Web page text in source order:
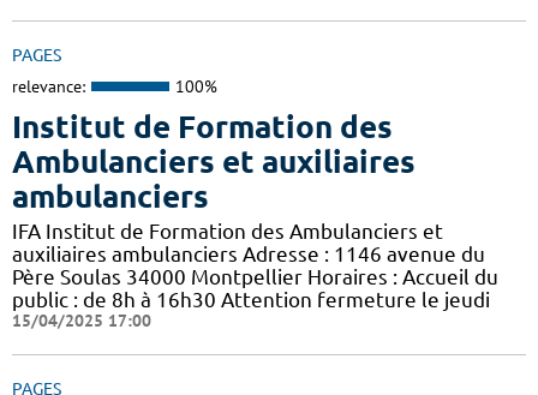
PAGES
relevance: 100%
Institut de Formation des
Ambulanciers et auxiliaires
ambulanciers
IFA Institut de Formation des Ambulanciers et
auxiliaires ambulanciers Adresse : 1146 avenue du
Père Soulas 34000 Montpellier Horaires : Accueil du
public : de 8h à 16h30 Attention fermeture le jeudi
15/04/2025 17:00
PAGES